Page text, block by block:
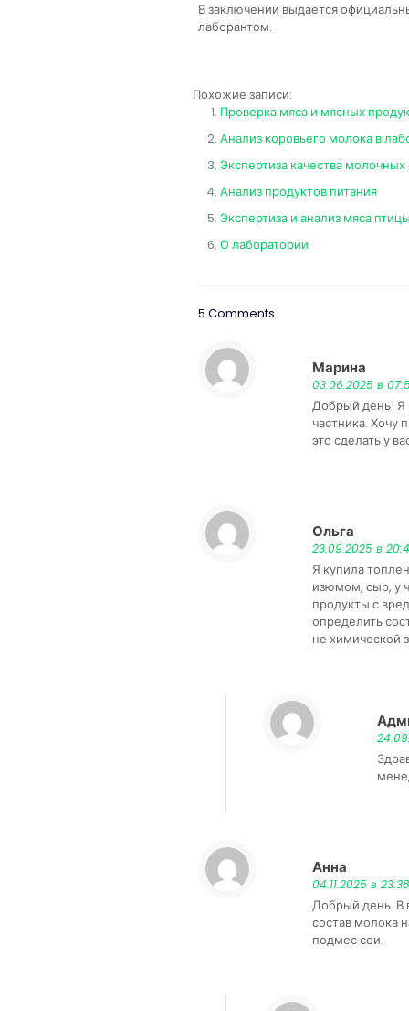
В заключении выдается
лаборантом.
Похожие записи:
Проверка мяса и мясных
Анализ коровьего молока в
Экспертиза качества молочных
Анализ продуктов питания
Экспертиза и анализ мяса
О лаборатории
5 Comments
Марина
03.06.2025 в
Добрый день! Я
частника. Хочу
это сделать у
Ольга
23.09.2025 в
Я купила
изюмом, сыр, у
продукты с
определить
не химической
Анна
04.11.2025 в 23:38
Добрый день. В
состав молока
подмес сои.